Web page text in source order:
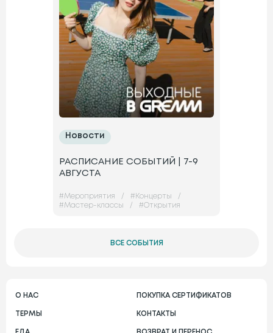
ВСЕ СОБЫТИЯ
Новости
РАСПИСАНИЕ СОБЫТИЙ | 7-9
АВГУСТА
#Мероприятия / # Концерты
/
#Мастер-классы / #Открытия
О НАС
ТЕРМЫ
ПОКУПКА СЕРТИФИКАТОВ
КОНТАКТЫ